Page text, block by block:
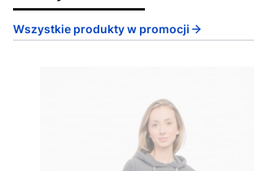
Wszystkie produkty w promocji